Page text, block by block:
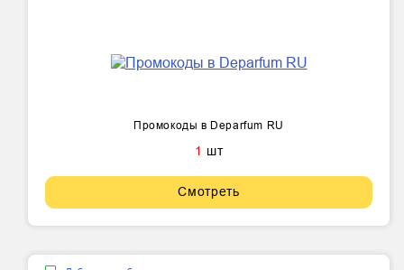
Промокоды в Deparfum RU
1 шт
Смотреть